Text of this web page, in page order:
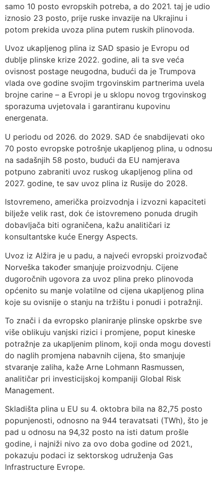
samo 10 posto evropskih potreba, a do 2021. taj je udio
iznosio 23 posto, prije ruske invazije na Ukrajinu i
potom prekida uvoza plina putem ruskih plinovoda.
Uvoz ukapljenog plina iz SAD spasio je Evropu od
dublje plinske krize 2022. godine, ali ta sve veća
ovisnost postage neugodna, budući da je Trumpova
vlada ove godine svojim trgovinskim partnerima uvela
brojne carine – a Evropi je u sklopu novog trgovinskog
sporazuma uvjetovala i garantiranu kupovinu
energenata.
U periodu od 2026. do 2029. SAD će snabdijevati oko
70 posto evropske potrošnje ukapljenog plina, u odnosu
na sadašnjih 58 posto, budući da EU namjerava
potpuno zabraniti uvoz ruskog ukapljenog plina od
2027. godine, te sav uvoz plina iz Rusije do 2028.
Istovremeno, američka proizvodnja i izvozni kapaciteti
bilježe velik rast, dok će istovremeno ponuda drugih
dobavljača biti ograničena, kažu analitičari iz
konsultantske kuće Energy Aspects.
Uvoz iz Alžira je u padu, a najveći evropski proizvođač
Norveška također smanjuje proizvodnju. Cijene
dugoročnih ugovora za uvoz plina preko plinovoda
općenito su manje volatilne od cijena ukapljenog plina
koje su ovisnije o stanju na tržištu i ponudi i potražnji.
To znači i da evropsko planiranje plinske opskrbe sve
više oblikuju vanjski rizici i promjene, poput kineske
potražnje za ukapljenim plinom, koji onda mogu dovesti
do naglih promjena nabavnih cijena, što smanjuje
stvaranje zaliha, kaže Arne Lohmann Rasmussen,
analitičar pri investicijskoj kompaniji Global Risk
Management.
Skladišta plina u EU su 4. oktobra bila na 82,75 posto
popunjenosti, odnosno na 944 teravatsati (TWh), što je
pad u odnosu na 94,32 posto na isti datum prošle
godine, i najniži nivo za ovo doba godine od 2021.,
pokazuju podaci iz sektorskog udruženja Gas
Infrastructure Evrope.